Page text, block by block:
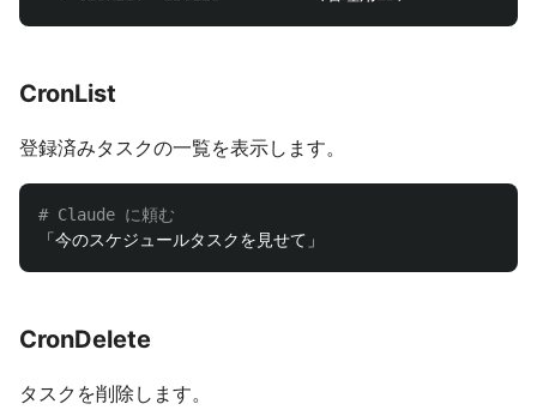
CronList
登録済みタスクの一覧を表示します。
# Claude に頼む
CronDelete
タスクを削除します。